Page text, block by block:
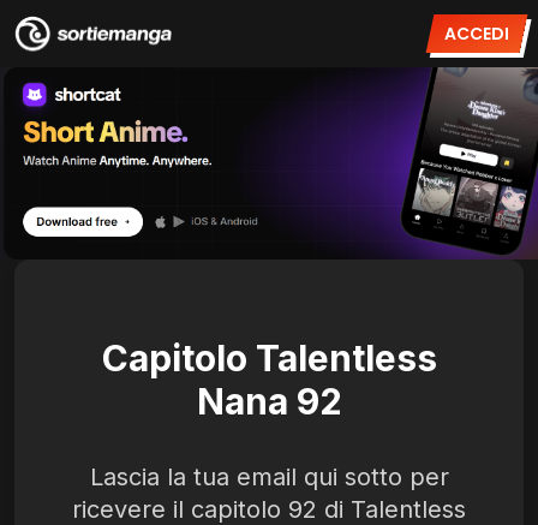
ACCEDI
Capitolo Talentless
Nana 92
Lascia la tua email qui sotto per
ricevere il capitolo 92 di Talentless